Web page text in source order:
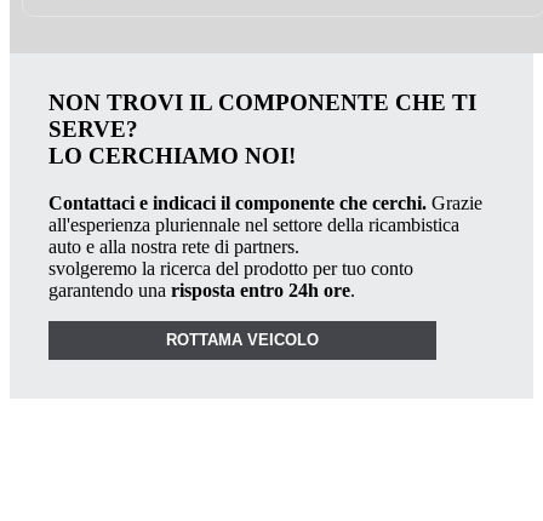
NON TROVI IL COMPONENTE CHE TI
SERVE?
LO CERCHIAMO NOI!
Contattaci e indicaci il componente che cerchi. Grazie
all'esperienza pluriennale nel settore della ricambistica
auto e alla nostra rete di partners.
svolgeremo la ricerca del prodotto per tuo conto
garantendo una risposta entro 24h ore.
ROTTAMA VEICOLO